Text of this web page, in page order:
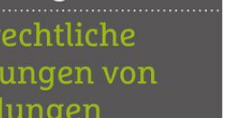
30.11.2018
96 Seiten
400-7